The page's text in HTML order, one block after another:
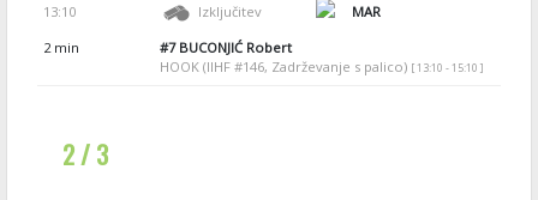
13:10 Izključitev
MAR
2 min
#7BUCONJIĆ Robert
HOOK (IIHF #146, Zadrževanje s palico) [ 13:10 - 15:10 ]
2 / 3